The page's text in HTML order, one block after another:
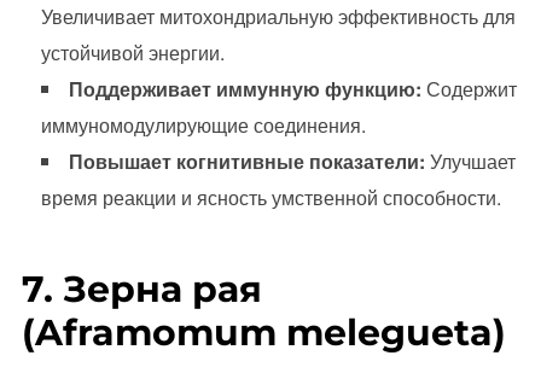
Увеличивает митохондриальную эффективность для
устойчивой энергии.
Поддерживает иммунную функцию: Содержит
иммуномодулирующие соединения.
Повышает когнитивные показатели: Улучшает
время реакции и ясность умственной способности.
7. Зерна рая
(Aframomum melegueta)